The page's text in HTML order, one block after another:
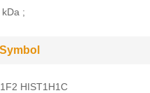
;
HIST1H1C